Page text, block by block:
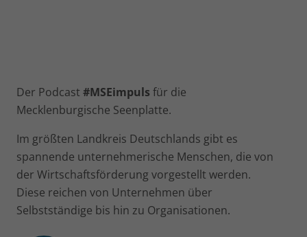
Der Podcast #MSEimpuls für die
Mecklenburgische Seenplatte.
Im größten Landkreis Deutschlands gibt es
spannende unternehmerische Menschen, die von
der Wirtschaftsförderung vorgestellt werden.
Diese reichen von Unternehmen über
Selbstständige bis hin zu Organisationen.